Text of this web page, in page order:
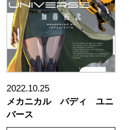
2022.10.25
メカニカル バディ ユニ
バース